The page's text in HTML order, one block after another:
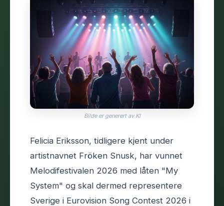
Bilde er generert av KI
Felicia Eriksson, tidligere kjent under
artistnavnet Fröken Snusk, har vunnet
Melodifestivalen 2026 med låten "My
System" og skal dermed representere
Sverige i Eurovision Song Contest 2026 i